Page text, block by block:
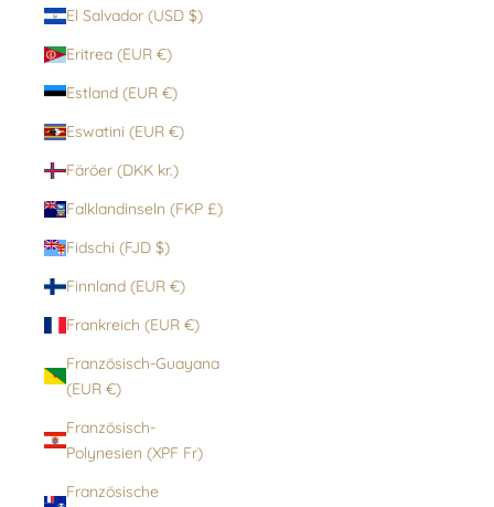
El Salvador (USD $)
Eritrea (EUR €)
Estland (EUR €)
Eswatini (EUR €)
Färöer (DKK kr.)
Falklandinseln (FKP £)
Fidschi (FJD $)
Finnland (EUR €)
Frankreich (EUR €)
Französisch-Guayana
(EUR €)
Französisch-
Polynesien (XPF Fr)
Französische